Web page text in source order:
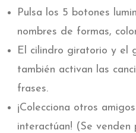
Pulsa los 5 botones
nombres de formas,
El cilindro giratorio y el
también activan las
frases.
¡Colecciona otros
interactúan! (Se